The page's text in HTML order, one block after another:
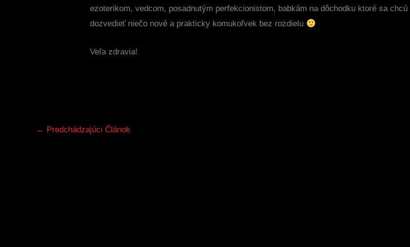
ezoterikom, vedcom, posadnutým perfekcionistom, babkám na dôchodku ktoré sa chcú
dozvedieť niečo nové a prakticky komukoľvek bez rozdielu
Veľa zdravia!
← Predchádzajúci Článok